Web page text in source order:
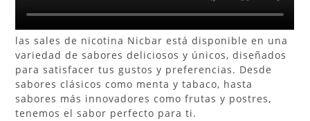
las sales de nicotina Nicbar está disponible en una
variedad de sabores deliciosos y únicos, diseñados
para satisfacer tus gustos y preferencias. Desde
sabores clásicos como menta y tabaco, hasta
sabores más innovadores como frutas y postres,
tenemos el sabor perfecto para ti.